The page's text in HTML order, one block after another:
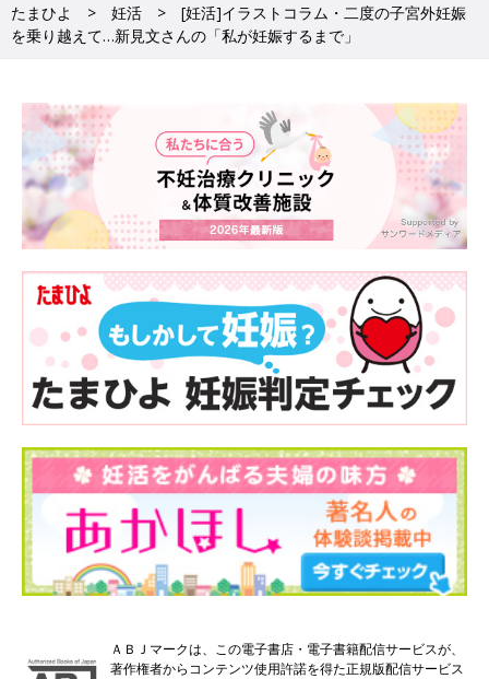
たまひよ 妊活
[妊活]イラストコラム・二度の子宮外妊娠
を乗り越えて…新見文さんの「私が妊娠するまで」
ＡＢＪマークは、この電子書店・電子書籍配信サービスが、
著作権者からコンテンツ使用許諾を得た正規版配信サービス